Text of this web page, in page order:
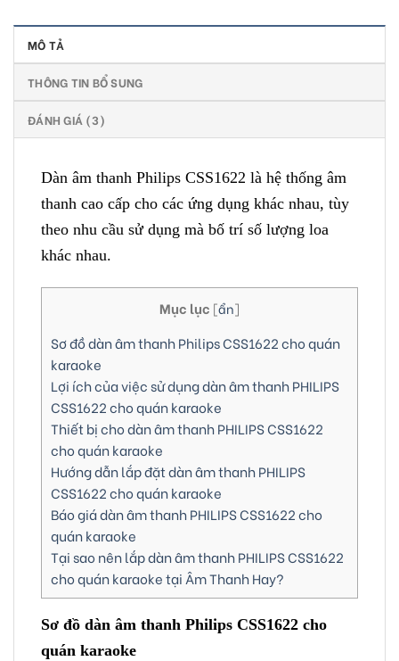
MÔ TẢ
THÔNG TIN BỔ SUNG
ĐÁNH GIÁ (3)
Dàn âm thanh Philips CSS1622 là hệ thống âm
thanh cao cấp cho các ứng dụng khác nhau, tùy
theo nhu cầu sử dụng mà bố trí số lượng loa
khác nhau.
Mục lục [ẩn]
Sơ đồ dàn âm thanh Philips CSS1622 cho quán
karaoke
Lợi ích của việc sử dụng dàn âm thanh PHILIPS
CSS1622 cho quán karaoke
Thiết bị cho dàn âm thanh PHILIPS CSS1622
cho quán karaoke
Hướng dẫn lắp đặt dàn âm thanh PHILIPS
CSS1622 cho quán karaoke
Báo giá dàn âm thanh PHILIPS CSS1622 cho
quán karaoke
Tại sao nên lắp dàn âm thanh PHILIPS CSS1622
cho quán karaoke tại Âm Thanh Hay?
Sơ đồ dàn âm thanh Philips CSS1622 cho
quán karaoke